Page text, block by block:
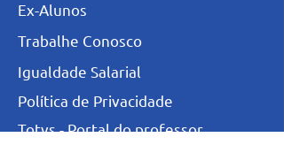
Ex-Alunos
Trabalhe Conosco
Igualdade Salarial
Política de Privacidade
Totvs - Portal do professor